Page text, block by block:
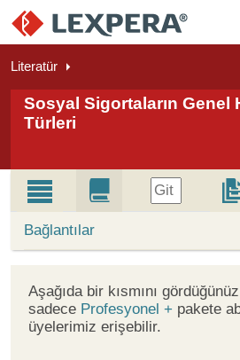
Literatür
Sosyal Sigortaların Genel
Türleri
Git
Bağlantılar
Aşağıda bir kısmını
sadece Profesyonel + pakete
üyelerimiz erişebilir.